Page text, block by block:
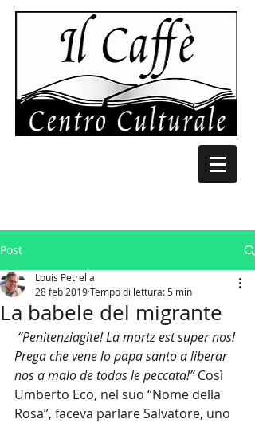
Post
La babele del migrante
Louis Petrella
28 feb 2019Tempo di lettura: 5 min
“Penitenziagite! La mortz est super nos!
Prega che vene lo papa santo a liberar
nos a malo de todas le peccata!” Così
Umberto Eco, nel suo “Nome della
Rosa”, faceva parlare Salvatore, uno